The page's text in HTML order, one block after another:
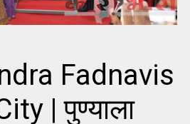
Fadnavis
| पुण्याला